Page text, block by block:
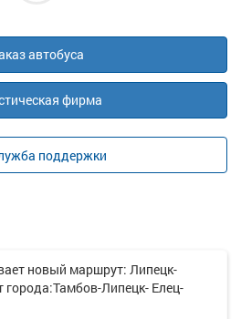
автобуса
фирма
поддержки
новый маршрут: Липецк-
города:Тамбов-Липецк- Елец-